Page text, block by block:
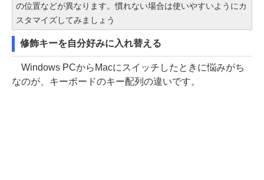
の位置などが異なります。慣れない場合は使いやすいようにカ
スタマイズしてみましょう
修飾キーを自分好みに入れ替える
Windows PCからMacにスイッチしたときに悩みがち
なのが、キーボードのキー配列の違いです。